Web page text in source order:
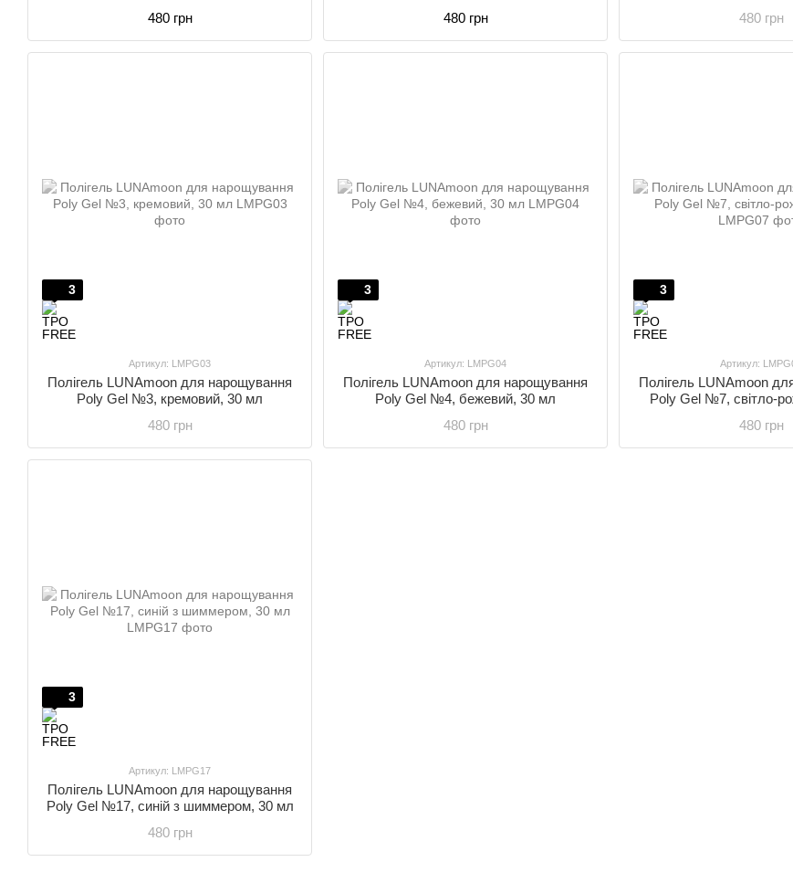
480 грн 480 грн
480 грн
3
Артикул: LMPG03
Полігель LUNAmoon для нарощування
Poly Gel №3, кремовий, 30 мл
480 грн
3
Артикул: LMPG04
Полігель LUNAmoon для нарощування
Poly Gel №4, бежевий, 30 мл
480 грн
3
Артикул:
Полігель LUNAmoon
Poly Gel №7, світло-
480 грн
3
Артикул: LMPG17
Полігель LUNAmoon для нарощування
Poly Gel №17, синій з шиммером, 30 мл
480 грн